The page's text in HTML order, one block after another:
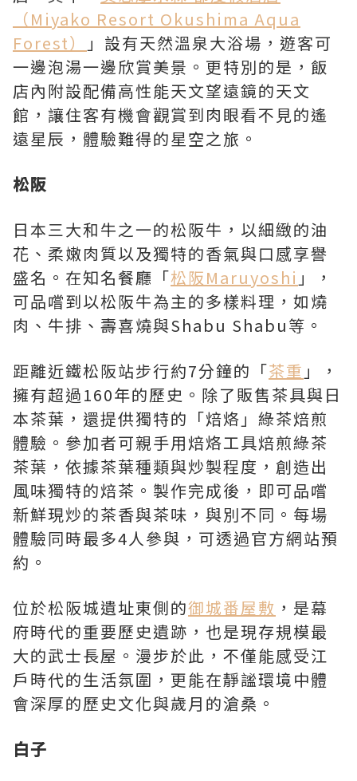
（Miyako Resort Okushima Aqua
Forest）
」設有天然溫泉大浴場，遊客可
一邊泡湯一邊欣賞美景。更特別的是，飯
店內附設配備高性能天文望遠鏡的天文
館，讓住客有機會觀賞到肉眼看不見的遙
遠星辰，體驗難得的星空之旅。
松阪
日本三大和牛之一的松阪牛，以細緻的油
花、柔嫩肉質以及獨特的香氣與口感享譽
盛名。在知名餐廳「松阪Maruyoshi 」，
可品嚐到以松阪牛為主的多樣料理，如燒
肉、牛排、壽喜燒與Shabu Shabu等。
距離近鐵松阪站步行約7分鐘的「茶重 」，
擁有超過160年的歷史。除了販售茶具與日
本茶葉，還提供獨特的「焙烙」綠茶焙煎
體驗。參加者可親手用焙烙工具焙煎綠茶
茶葉，依據茶葉種類與炒製程度，創造出
風味獨特的焙茶。製作完成後，即可品嚐
新鮮現炒的茶香與茶味，與別不同。每場
體驗同時最多4人參與，可透過官方網站預
約。
位於松阪城遺址東側的御城番屋敷 ，是幕
府時代的重要歷史遺跡，也是現存規模最
大的武士長屋。漫步於此，不僅能感受江
戶時代的生活氛圍，更能在靜謐環境中體
會深厚的歷史文化與歲月的滄桑。
白子